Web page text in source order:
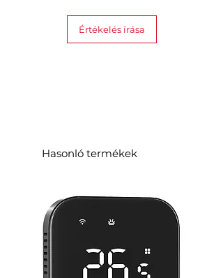
Értékelés írása
Hasonló termékek